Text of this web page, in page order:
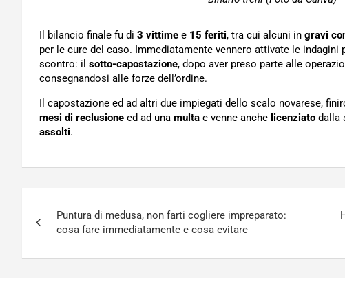
Il bilancio finale fu di 3 vittime e 15 feriti, tra cui alcuni in gravi
per le cure del caso. Immediatamente vennero attivate le
scontro: il sotto-capostazione, dopo aver preso parte alle
consegnandosi alle forze dell’ordine.
Il capostazione ed ad altri due impiegati dello scalo novarese,
mesi di reclusione ed ad una multa e venne anche licenziato dalla
assolti.
articoli
Puntura di medusa, non farti cogliere impreparato:
cosa fare immediatamente e cosa evitare